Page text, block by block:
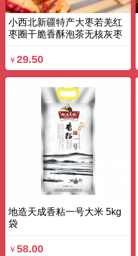
小西北新疆特产大枣若羌红
枣圈干脆香酥泡茶无核灰枣
￥ 29.50
地造天成香粘一号大米 5kg
袋
￥ 58.00